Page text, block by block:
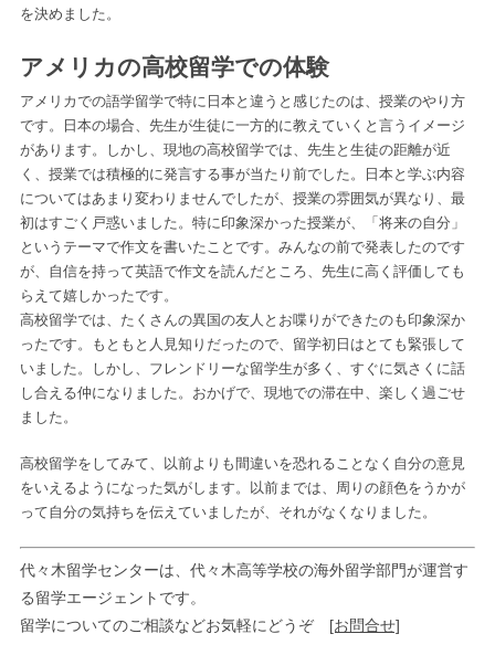
を決めました。
アメリカの高校留学での体験
アメリカでの語学留学で特に日本と違うと感じたのは、授業のやり方
です。日本の場合、先生が生徒に一方的に教えていくと言うイメージ
があります。しかし、現地の高校留学では、先生と生徒の距離が近
く、授業では積極的に発言する事が当たり前でした。日本と学ぶ内容
についてはあまり変わりませんでしたが、授業の雰囲気が異なり、最
初はすごく戸惑いました。特に印象深かった授業が、「将来の自分」
というテーマで作文を書いたことです。みんなの前で発表したのです
が、自信を持って英語で作文を読んだところ、先生に高く評価しても
らえて嬉しかったです。
高校留学では、たくさんの異国の友人とお喋りができたのも印象深か
ったです。もともと人見知りだったので、留学初日はとても緊張して
いました。しかし、フレンドリーな留学生が多く、すぐに気さくに話
し合える仲になりました。おかげで、現地での滞在中、楽しく過ごせ
ました。
高校留学をしてみて、以前よりも間違いを恐れることなく自分の意見
をいえるようになった気がします。以前までは、周りの顔色をうかが
って自分の気持ちを伝えていましたが、それがなくなりました。
代々木留学センターは、代々木高等学校の海外留学部門が運営す
る留学エージェントです。
留学についてのご相談などお気軽にどうぞ [お問合せ]